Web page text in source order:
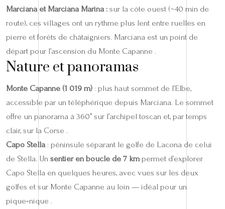
Marciana et Marciana Marina : sur la côte ouest (~40 min de
route), ces villages ont un rythme plus lent entre ruelles en
pierre et forêts de châtaigniers. Marciana est un point de
départ pour l’ascension du Monte Capanne .
Nature et panoramas
Monte Capanne (1 019 m) : plus haut sommet de l’Elbe,
accessible par un téléphérique depuis Marciana. Le sommet
offre un panorama à 360° sur l’archipel toscan et, par temps
clair, sur la Corse .
Capo Stella : péninsule séparant le golfe de Lacona de celui
de Stella. Un sentier en boucle de 7 km permet d’explorer
Capo Stella en quelques heures, avec vues sur les deux
golfes et sur Monte Capanne au loin — idéal pour un
pique‑nique .